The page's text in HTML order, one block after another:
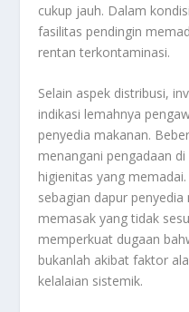
cukup jauh. Dalam
fasilitas pendingin
rentan terkontaminasi.
Selain aspek distribusi,
indikasi lemahnya
penyedia makanan.
menangani pengadaan
higienitas yang
sebagian dapur
memasak yang tidak
memperkuat dugaan
bukanlah akibat faktor
kelalaian sistemik.